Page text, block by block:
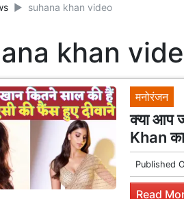
suhana khan video
khan
मनोरंजन
क्या आप
Khan का
Published
Read